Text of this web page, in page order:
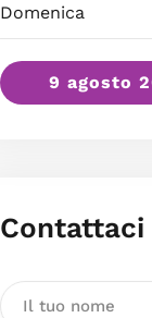
Domenica
9 agosto
Contattaci